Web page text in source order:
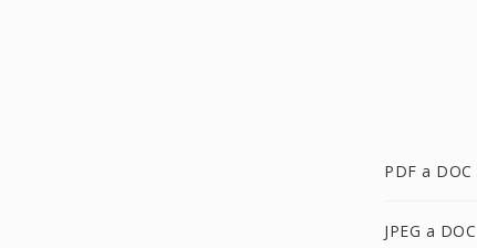
PDF a DOC
JPEG a DOC